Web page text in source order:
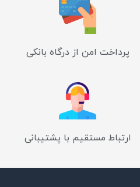
پرداخت امن از درگاه بانکی
ارتباط مستقیم با پشتیبانی